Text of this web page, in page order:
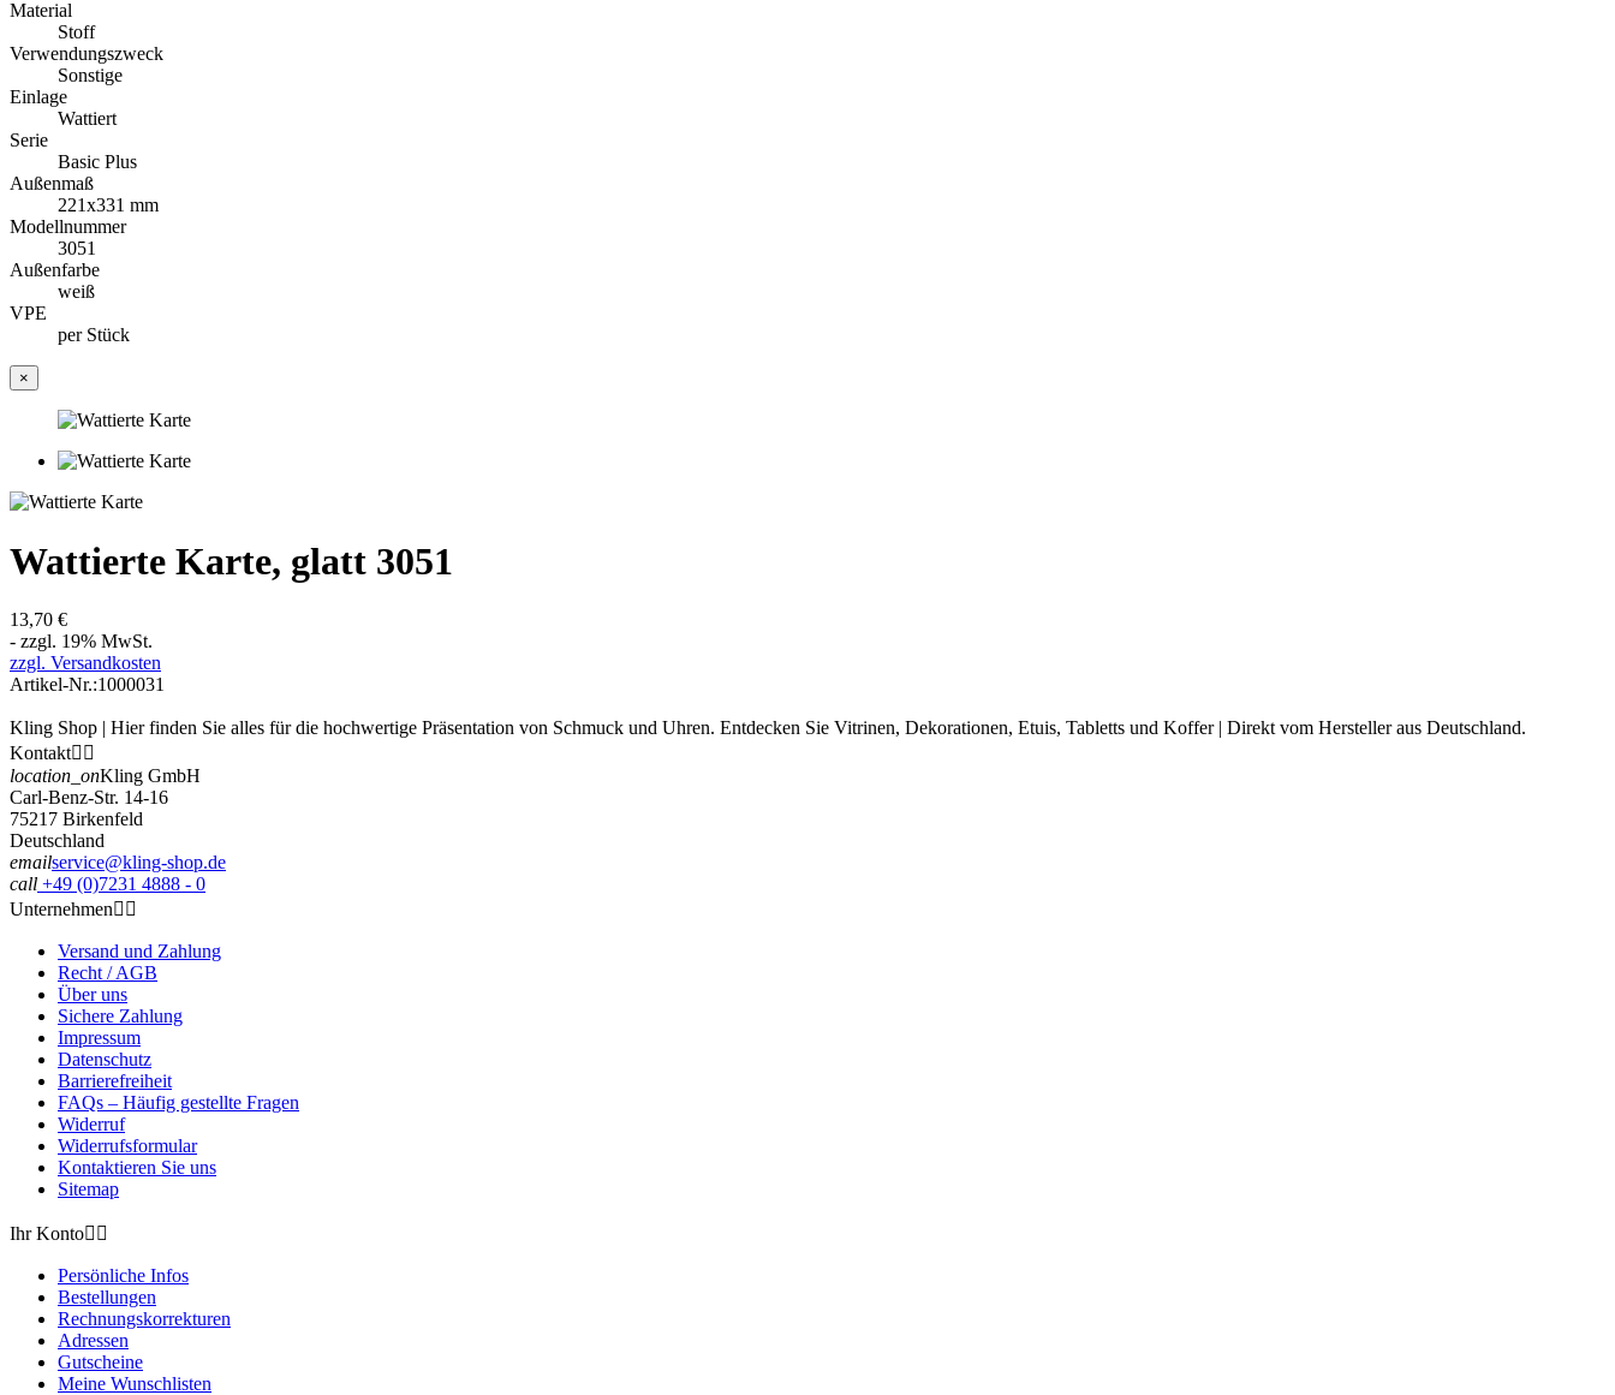
Material
Stoff
Verwendungszweck
Sonstige
Einlage
Wattiert
Serie
Basic Plus
Außenmaß
221x331 mm
Modellnummer
3051
Außenfarbe
weiß
VPE
per Stück
×
Wattierte Karte, glatt 3051
13,70 €
- zzgl. 19% MwSt.
zzgl. Versandkosten
Artikel-Nr.:1000031
Kling Shop | Hier finden Sie alles für die hochwertige Präsentation von Schmuck und Uhren. Entdecken Sie Vitrinen, Dekorationen, Etuis, Tabletts und Koffer | Direkt vom Hersteller aus Deutschland.
Kontakt 
location_onKling GmbH
Carl-Benz-Str. 14-16
75217 Birkenfeld
Deutschland
emailservice@kling-shop.de
call +49 (0)7231 4888 - 0
Unternehmen 
Versand und Zahlung
Recht / AGB
Über uns
Sichere Zahlung
Impressum
Datenschutz
Barrierefreiheit
FAQs – Häufig gestellte Fragen
Widerruf
Widerrufsformular
Kontaktieren Sie uns
Sitemap
Ihr Konto 
Persönliche Infos
Bestellungen
Rechnungskorrekturen
Adressen
Gutscheine
Meine Wunschlisten